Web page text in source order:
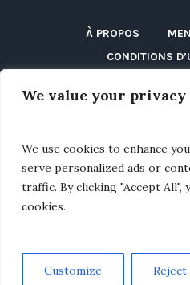
We value your privacy
We use cookies to enhance
serve personalized ads or
traffic. By clicking "Accept
cookies.
Customize Reject
À PROPOS
CONDITIONS
POLITIQUE DE
BLOG
Bébémiam © 2025 /